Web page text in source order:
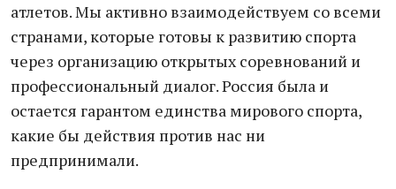
атлетов. Мы активно взаимодействуем со всеми
странами, которые готовы к развитию спорта
через организацию открытых соревнований и
профессиональный диалог. Россия была и
остается гарантом единства мирового спорта,
какие бы действия против нас ни
предпринимали.